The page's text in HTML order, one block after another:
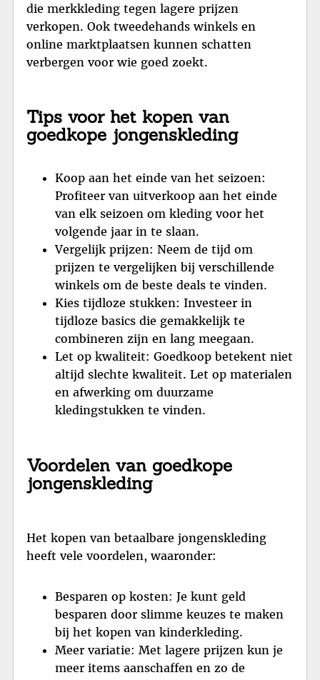
die merkkleding tegen lagere prijzen
verkopen. Ook tweedehands winkels en
online marktplaatsen kunnen schatten
verbergen voor wie goed zoekt.
Tips voor het kopen van
goedkope jongenskleding
Koop aan het einde van het seizoen:
Profiteer van uitverkoop aan het einde
van elk seizoen om kleding voor het
volgende jaar in te slaan.
Vergelijk prijzen: Neem de tijd om
prijzen te vergelijken bij verschillende
winkels om de beste deals te vinden.
Kies tijdloze stukken: Investeer in
tijdloze basics die gemakkelijk te
combineren zijn en lang meegaan.
Let op kwaliteit: Goedkoop betekent niet
altijd slechte kwaliteit. Let op materialen
en afwerking om duurzame
kledingstukken te vinden.
Voordelen van goedkope
jongenskleding
Het kopen van betaalbare jongenskleding
heeft vele voordelen, waaronder:
Besparen op kosten: Je kunt geld
besparen door slimme keuzes te maken
bij het kopen van kinderkleding.
Meer variatie: Met lagere prijzen kun je
meer items aanschaffen en zo de